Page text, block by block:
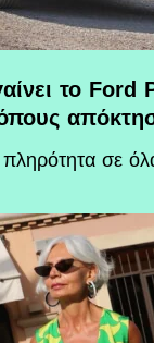
το Ford
πληρότητα σε